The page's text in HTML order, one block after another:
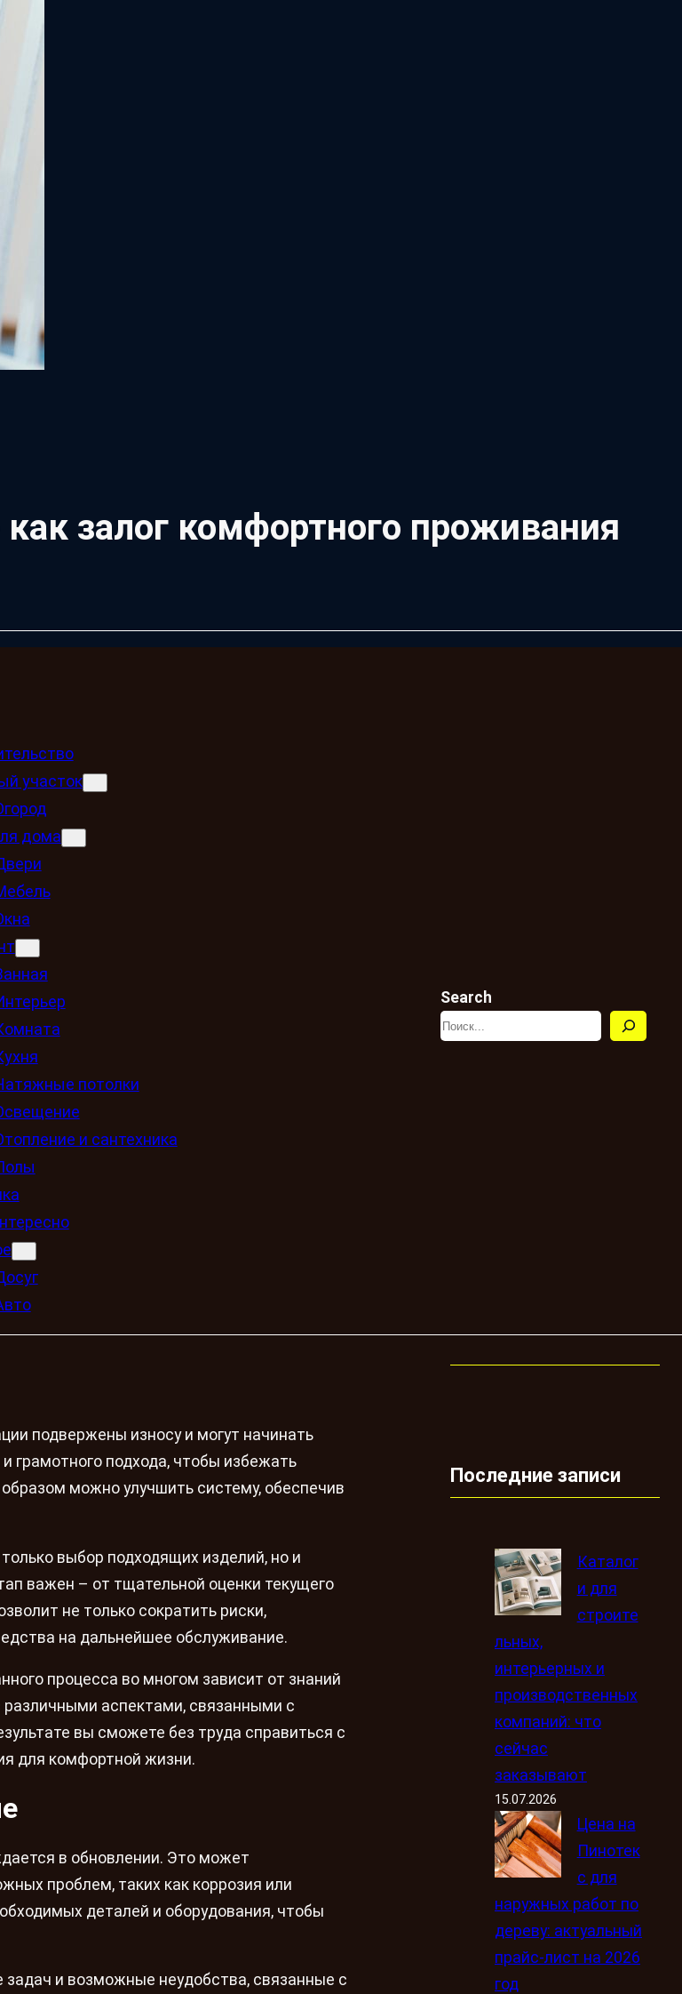
залог комфортного проживания
участок
дома
потолки
и сантехника
Search
подвержены износу и могут начинать
грамотного подхода, чтобы избежать
можно улучшить систему, обеспечив
выбор подходящих изделий, но и
важен – от тщательной оценки текущего
не только сократить риски,
на дальнейшее обслуживание.
процесса во многом зависит от знаний
аспектами, связанными с
вы сможете без труда справиться с
для комфортной жизни.
в обновлении. Это может
проблем, таких как коррозия или
деталей и оборудования, чтобы
и возможные неудобства, связанные с
Последние записи
Каталог
и для
строите
льных,
интерьерных и
производственных
компаний: что
сейчас
заказывают
15.07.2026
Цена на
Пинотек
с для
наружных работ по
дереву: актуальный
прайс-лист на 2026
год